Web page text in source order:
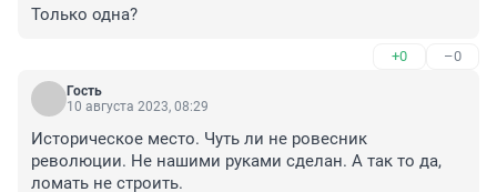
Только одна?
+0 –0
Гость
10 августа 2023, 08:29
Историческое место. Чуть ли не ровесник
революции. Не нашими руками сделан. А так то да,
ломать не строить.